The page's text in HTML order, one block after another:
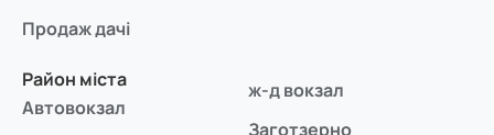
Продаж дачі
Район міста
Автовокзал
ж-д вокзал
Заготзерно